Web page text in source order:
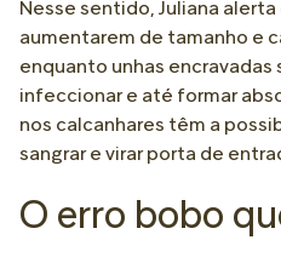
Nesse sentido, Juliana
aumentarem de tamanho e
enquanto unhas encravadas
infeccionar e até formar
nos calcanhares têm a
sangrar e virar porta de
O erro bobo